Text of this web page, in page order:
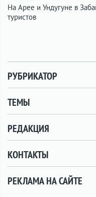
На Арее и Ундугуне в
туристов
РУБРИКАТОР
ТЕМЫ
РЕДАКЦИЯ
КОНТАКТЫ
РЕКЛАМА НА САЙТЕ